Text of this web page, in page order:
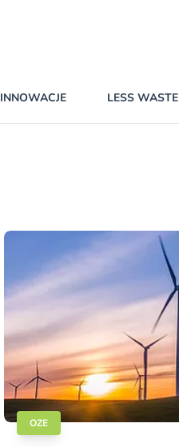
INNOWACJE LESS WASTE
OZE